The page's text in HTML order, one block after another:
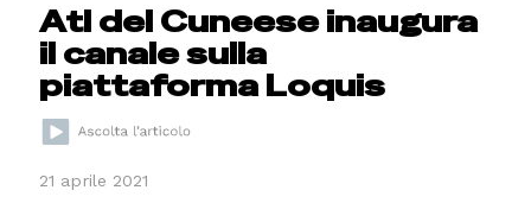
Atl del Cuneese inaugura
il canale sulla
piattaforma Loquis
21 aprile 2021